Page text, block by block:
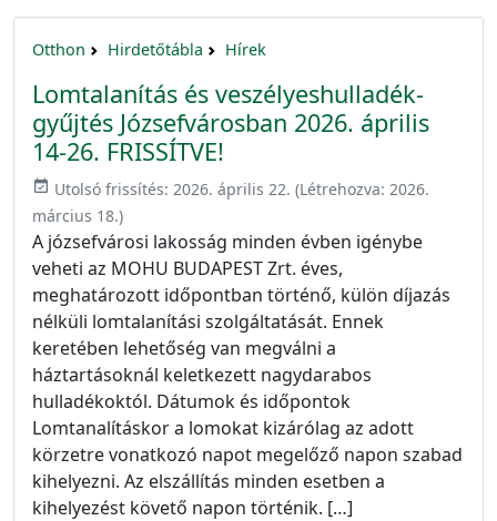
Otthon Hirdetőtábla Hírek
Lomtalanítás és veszélyeshulladék-
gyűjtés Józsefvárosban 2026. április
14-26. FRISSÍTVE!
event_available Utolsó frissítés: 2026. április 22. (Létrehozva: 2026.
március 18.)
A józsefvárosi lakosság minden évben igénybe
veheti az MOHU BUDAPEST Zrt. éves,
meghatározott időpontban történő, külön díjazás
nélküli lomtalanítási szolgáltatását. Ennek
keretében lehetőség van megválni a
háztartásoknál keletkezett nagydarabos
hulladékoktól. Dátumok és időpontok
Lomtanalításkor a lomokat kizárólag az adott
körzetre vonatkozó napot megelőző napon szabad
kihelyezni. Az elszállítás minden esetben a
kihelyezést követő napon történik. […]